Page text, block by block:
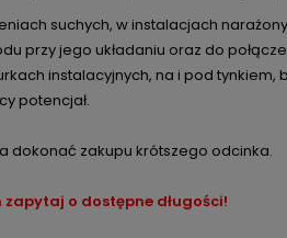
suchych, w instalacjach
przy jego układaniu oraz do
instalacyjnych, na i pod tynkiem,
potencjał.
dokonać zakupu krótszego odcinka.
zapytaj o dostępne długości!